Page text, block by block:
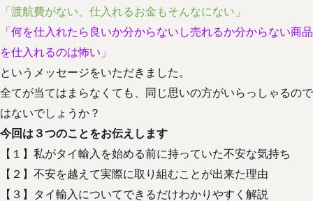
「渡航費がない、仕入れるお金もそんなにない」
「何を仕入れたら良いか分からないし売れるか分からない商品
を仕入れるのは怖い」
というメッセージをいただきました。
全てが当てはまらなくても、同じ思いの方がいらっしゃるので
はないでしょうか？
今回は３つのことをお伝えします
【１】私がタイ輸入を始める前に持っていた不安な気持ち
【２】不安を越えて実際に取り組むことが出来た理由
【３】タイ輸入についてできるだけわかりやすく解説